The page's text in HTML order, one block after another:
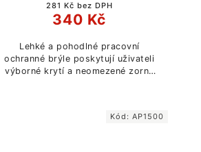
281 Kč bez DPH
340 Kč
Lehké a pohodlné pracovní
ochranné brýle poskytují uživateli
výborné krytí a neomezené zorné
Kód:AP1500